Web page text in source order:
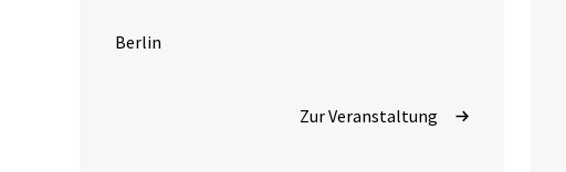
Berlin
Zur Veranstaltung